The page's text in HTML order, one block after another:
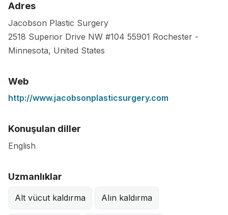
Adres
Jacobson Plastic Surgery
2518 Superior Drive NW #104 55901 Rochester -
Minnesota, United States
Web
http://www.jacobsonplasticsurgery.com
Konuşulan diller
English
Uzmanlıklar
Alt vücut kaldırma Alın kaldırma